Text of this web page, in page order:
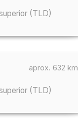
(TLD)
aprox. 632 km
(TLD)